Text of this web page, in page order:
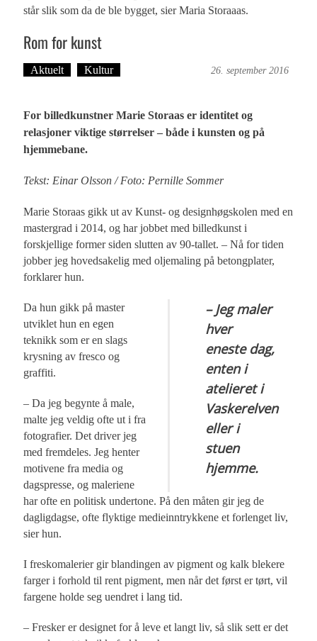
står slik som da de ble bygget, sier Maria Storaaas.
Rom for kunst
Aktuelt Kultur 26. september 2016
For billedkunstner Marie Storaas er identitet og
relasjoner viktige størrelser – både i kunsten og på
hjemmebane.
Tekst: Einar Olsson / Foto: Pernille Sommer
Marie Storaas gikk ut av Kunst- og designhøgskolen med en
mastergrad i 2014, og har jobbet med billedkunst i
forskjellige former siden slutten av 90-tallet. – Nå for tiden
jobber jeg hovedsakelig med oljemaling på betongplater,
forklarer hun.
– Jeg maler
hver
eneste dag,
enten i
atelieret i
Vaskerelven
eller i
stuen
hjemme.
Da hun gikk på master
utviklet hun en egen
teknikk som er en slags
krysning av fresco og
graffiti.
– Da jeg begynte å male,
malte jeg veldig ofte ut i fra
fotografier. Det driver jeg
med fremdeles. Jeg henter
motivene fra media og
dagspresse, og maleriene
har ofte en politisk undertone. På den måten gir jeg de
dagligdagse, ofte flyktige medieinntrykkene et forlenget liv,
sier hun.
I freskomalerier gir blandingen av pigment og kalk blekere
farger i forhold til rent pigment, men når det først er tørt, vil
fargene holde seg uendret i lang tid.
– Fresker er designet for å leve et langt liv, så slik sett er det